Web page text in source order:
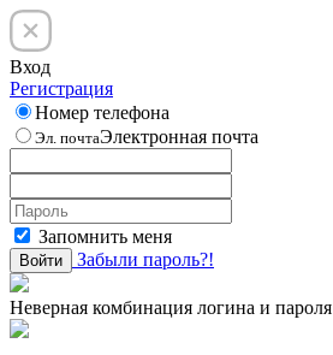
Вход
Регистрация
Номер телефона
Эл. почтаЭлектронная почта
Запомнить меня
Войти Забыли пароль?!
Неверная комбинация логина и пароля